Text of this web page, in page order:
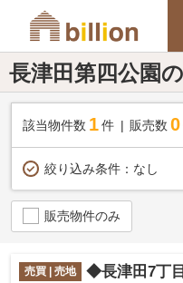
長津田第四公園
該当物件数 1件 販売数 0
絞り込み条件： なし
販売物件のみ
売買 | 売地 ◆長津田7丁